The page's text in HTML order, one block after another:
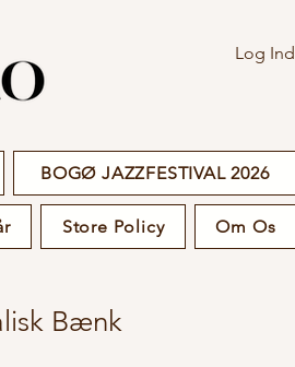
Log Ind
BOGØ JAZZFESTIVAL 2026
Store Policy Om Os
Bænk